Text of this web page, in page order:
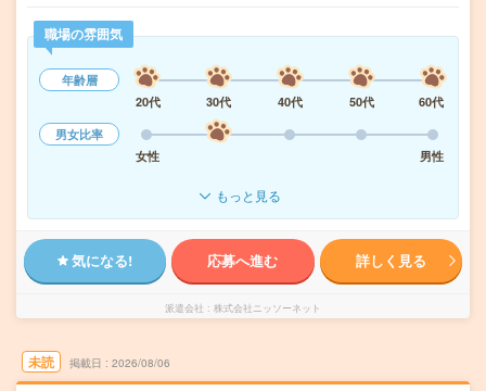
職場の雰囲気
年齢層
20代
30代 40代 50代
60代
男女比率
女性
男性
もっと見る
気になる! 応募へ進む 詳しく見る
派遣会社 株式会社ニッソーネット
未読 掲載日 2026/08/06